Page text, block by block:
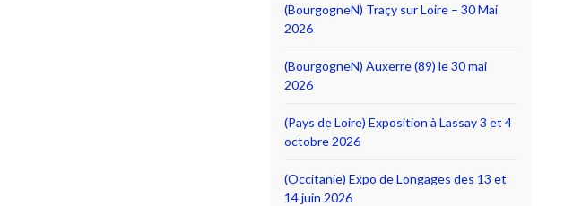
(BourgogneN) Traçy sur Loire – 30 Mai
2026
(BourgogneN) Auxerre (89) le 30 mai
2026
(Pays de Loire) Exposition à Lassay 3 et 4
octobre 2026
(Occitanie) Expo de Longages des 13 et
14 juin 2026